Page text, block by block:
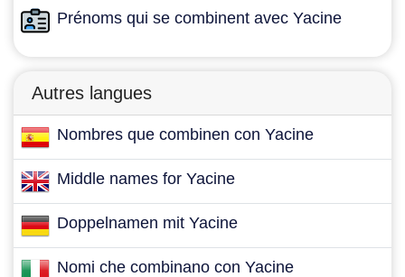
Prénoms qui se combinent avec Yacine
Autres langues
Nombres que combinen con Yacine
Middle names for Yacine
Doppelnamen mit Yacine
Nomi che combinano con Yacine